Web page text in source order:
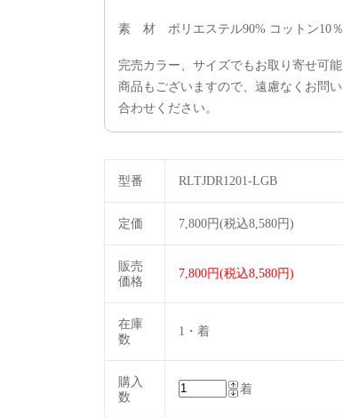
素 材 ポリエステル90% コットン10％
完売カラー、サイズでもお取り寄せ可能
商品もございますので、遠慮なくお問い
合わせください。
型番 RLTJDR1201-LGB
定価 7,800円(税込8,580円)
販売
価格
7,800円(税込8,580円)
在庫
数
1・着
購入
数
着